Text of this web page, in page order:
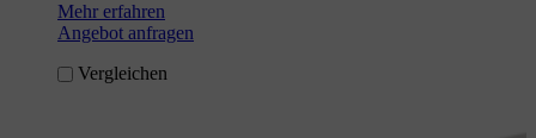
Mehr erfahren
Angebot anfragen
Vergleichen